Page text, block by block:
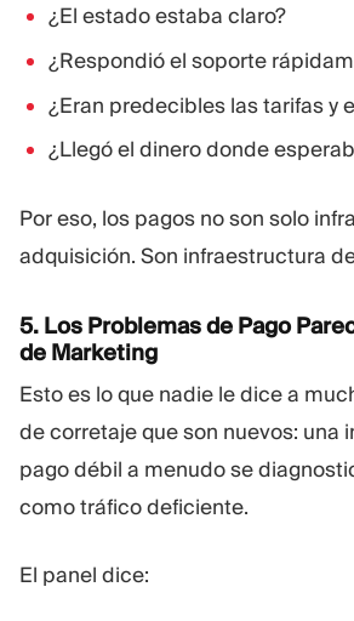
¿El estado estaba claro?
¿Respondió el soporte
¿Eran predecibles las tarifas y
¿Llegó el dinero donde
Por eso, los pagos no son solo
adquisición. Son infraestructura
5. Los Problemas de Pago
de Marketing
Esto es lo que nadie le dice a
de corretaje que son nuevos: una
pago débil a menudo se
como tráfico deficiente.
El panel dice: